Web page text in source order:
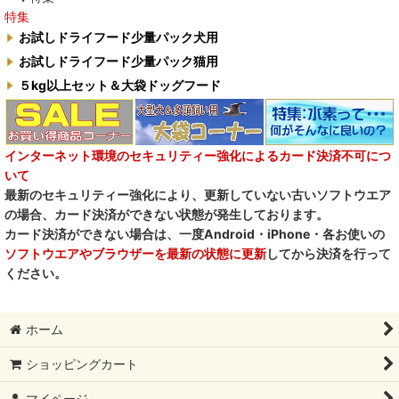
特集
お試しドライフード少量パック犬用
お試しドライフード少量パック猫用
５kg以上セット＆大袋ドッグフード
インターネット環境のセキュリティー強化によるカード決済不可につ
いて
最新のセキュリティー強化により、更新していない古いソフトウエア
の場合、カード決済ができない状態が発生しております。
カード決済ができない場合は、一度Android・iPhone・各お使いの
ソフトウエアやブラウザーを最新の状態に更新してから決済を行って
ください。
ホーム
ショッピングカート